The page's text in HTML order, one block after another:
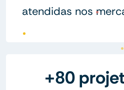
atendidas nos
+80